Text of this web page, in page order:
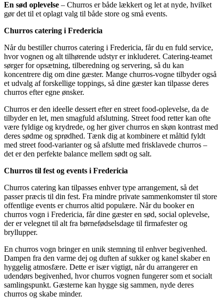
En sød oplevelse – Churros er både lækkert og let at nyde, hvilket
gør det til et oplagt valg til både store og små events.
Churros catering i Fredericia
Når du bestiller churros catering i Fredericia, får du en fuld service,
hvor vognen og alt tilhørende udstyr er inkluderet. Catering-teamet
sørger for opsætning, tilberedning og servering, så du kan
koncentrere dig om dine gæster. Mange churros-vogne tilbyder også
et udvalg af forskellige toppings, så dine gæster kan tilpasse deres
churros efter egne ønsker.
Churros er den ideelle dessert efter en street food-oplevelse, da de
tilbyder en let, men smagfuld afslutning. Street food retter kan ofte
være fyldige og krydrede, og her giver churros en skøn kontrast med
deres sødme og sprødhed. Tænk dig at kombinere et måltid fyldt
med street food-varianter og så afslutte med frisklavede churros –
det er den perfekte balance mellem sødt og salt.
Churros til fest og events i Fredericia
Churros catering kan tilpasses enhver type arrangement, så det
passer præcis til din fest. Fra mindre private sammenkomster til store
offentlige events er churros altid populære. Når du booker en
churros vogn i Fredericia, får dine gæster en sød, social oplevelse,
der er velegnet til alt fra børnefødselsdage til firmafester og
bryllupper.
En churros vogn bringer en unik stemning til enhver begivenhed.
Dampen fra den varme dej og duften af sukker og kanel skaber en
hyggelig atmosfære. Dette er især vigtigt, når du arrangerer en
udendørs begivenhed, hvor churros vognen fungerer som et socialt
samlingspunkt. Gæsterne kan hygge sig sammen, nyde deres
churros og skabe minder.